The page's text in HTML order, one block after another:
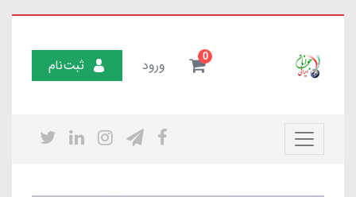
0 ورود ثبت‌نام